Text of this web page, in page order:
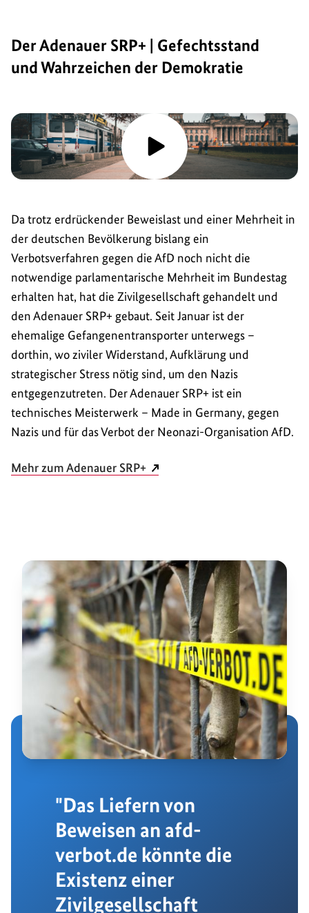
Der Adenauer SRP+ | Gefechtsstand
und Wahrzeichen der Demokratie
Da trotz erdrückender Beweislast und einer Mehrheit in
der deutschen Bevölkerung bislang ein
Verbotsverfahren gegen die AfD noch nicht die
notwendige parlamentarische Mehrheit im Bundestag
erhalten hat, hat die Zivilgesellschaft gehandelt und
den Adenauer SRP+ gebaut. Seit Januar ist der
ehemalige Gefangenentransporter unterwegs –
dorthin, wo ziviler Widerstand, Aufklärung und
strategischer Stress nötig sind, um den Nazis
entgegenzutreten. Der Adenauer SRP+ ist ein
technisches Meisterwerk – Made in Germany, gegen
Nazis und für das Verbot der Neonazi-Organisation AfD.
Mehr zum Adenauer SRP+
"Das Liefern von
Beweisen an afd-
verbot.de könnte die
Existenz einer
Zivilgesellschaft